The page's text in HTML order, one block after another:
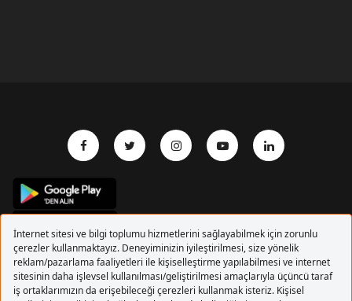
Copyrights 2017 Pegasus Hava Yolları. Tüm hakları